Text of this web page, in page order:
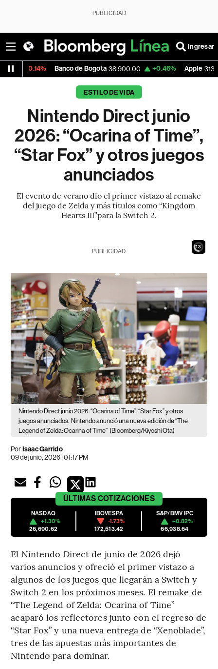
PUBLICIDAD
Ingresar
Banco de Bogota 38,900.00 +0.46% Apple 313.305
ESTILO DE VIDA
Nintendo Direct junio
2026: “Ocarina of Time”,
“Star Fox” y otros juegos
anunciados
El evento de verano dio el primer vistazo al remake
del juego de Zelda y más títulos como “Kingdom
Hearts III”para la Switch 2.
11
PUBLICIDAD
Nintendo Direct junio 2026: “Ocarina of Time”, “Star Fox” y otros
juegos anunciados. Nintendo anunció una nueva edición de “The
Legend of Zelda: Ocarina of Time” (Bloomberg/Kiyoshi Ota)
PorIsaac Garrido
09 de junio, 2026 | 01:17 PM
ÚLTIMAS COTIZACIONES
NASDAQ
+1.30%
26,690.62
IBOVESPA
-1.73%
172,513.42
S&P/BMV IPC
+0.82%
66,938.64
El Nintendo Direct de junio de 2026 dejó
varios anuncios y ofreció el primer vistazo a
algunos de los juegos que llegarán a Switch y
Switch 2 en los próximos meses. El remake de
“The Legend of Zelda: Ocarina of Time”
acaparó los reflectores junto con el regreso de
“Star Fox” y una nueva entrega de “Xenoblade”,
tres de las apuestas más importantes de
Nintendo para dominar.